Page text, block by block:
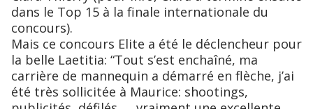
dans le Top 15 à la finale internationale du
concours).
Mais ce concours Elite a été le déclencheur pour
la belle Laetitia: “Tout s’est enchaîné, ma
carrière de mannequin a démarré en flèche, j’ai
été très sollicitée à Maurice: shootings,